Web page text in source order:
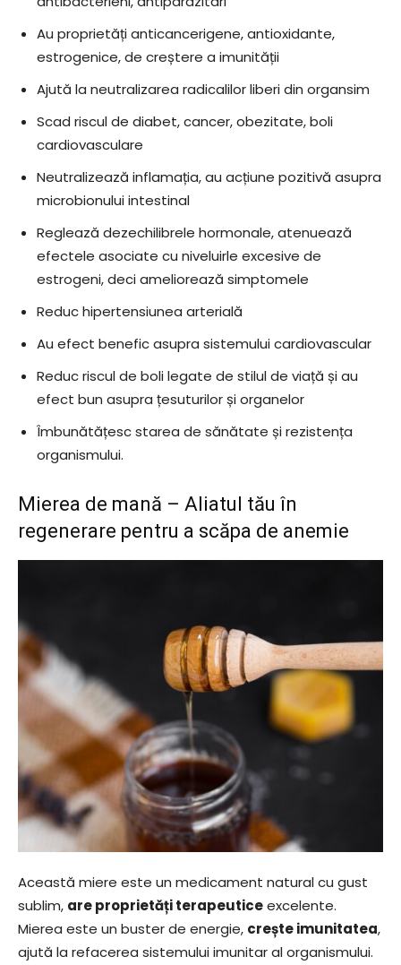
Au proprietăți anticancerigene, antioxidante,
estrogenice, de creștere a imunității
Ajută la neutralizarea radicalilor liberi din organsim
Scad riscul de diabet, cancer, obezitate, boli
cardiovasculare
Neutralizează inflamația, au acțiune pozitivă asupra
microbionului intestinal
Reglează dezechilibrele hormonale, atenuează
efectele asociate cu niveluirle excesive de
estrogeni, deci ameliorează simptomele
Reduc hipertensiunea arterială
Au efect benefic asupra sistemului cardiovascular
Reduc riscul de boli legate de stilul de viață și au
efect bun asupra țesuturilor și organelor
Îmbunătățesc starea de sănătate și rezistența
organismului.
Mierea de mană – Aliatul tău în
regenerare pentru a scăpa de anemie
Această miere este un medicament natural cu gust
sublim, are proprietăți terapeuticeexcelente.
Mierea este un buster de energie, crește imunitatea,
ajută la refacerea sistemului imunitar al organismului.